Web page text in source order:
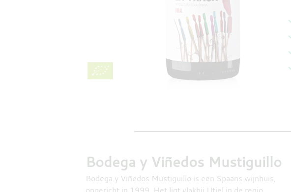
Bodega y Viñedos Mustiguillo
Bodega y Viñedos Mustiguillo is een Spaans wijnhuis,